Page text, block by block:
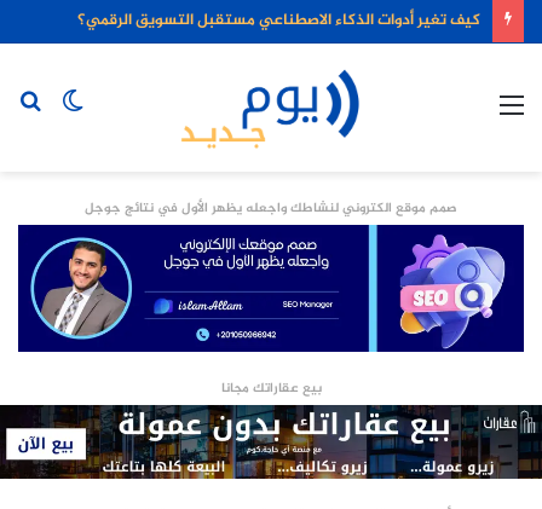
كيف تغير أدوات الذكاء الاصطناعي مستقبل التسويق الرقمي؟
الوضع
صمم موقع الكتروني لنشاطك واجعله يظهر الأول في نتائج جوجل
بيع عقاراتك مجانا